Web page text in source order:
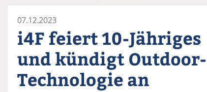
07.12.2023
i4F feiert 10-Jähriges
und kündigt Outdoor-
Technologie an